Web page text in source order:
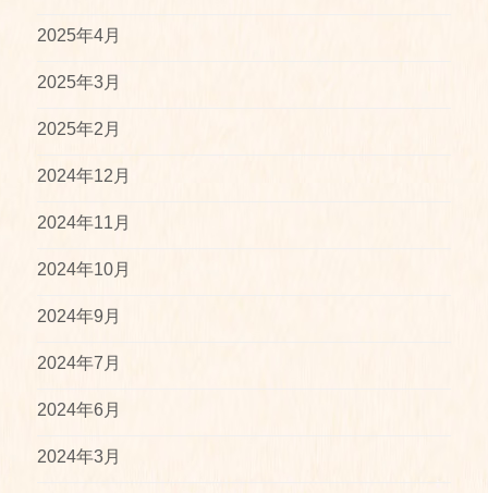
2025年4月
2025年3月
2025年2月
2024年12月
2024年11月
2024年10月
2024年9月
2024年7月
2024年6月
2024年3月